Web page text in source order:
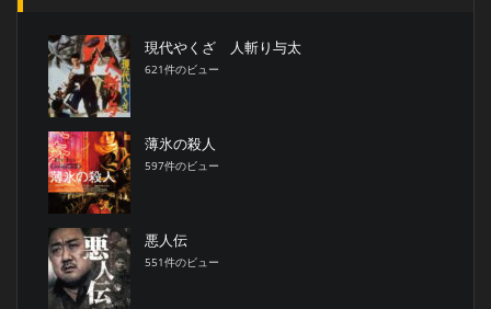
現代やくざ 人斬り与太
621件のビュー
薄氷の殺人
597件のビュー
悪人伝
551件のビュー